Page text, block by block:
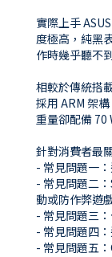
實際上手
度極高，純黑
作時幾乎聽不
相較於傳統搭
採用 ARM 架
重量卻配備 70
針對消費者最
- 常見問題一
- 常見問題二
動或防作弊遊
- 常見問題三
- 常見問題四
- 常見問題五